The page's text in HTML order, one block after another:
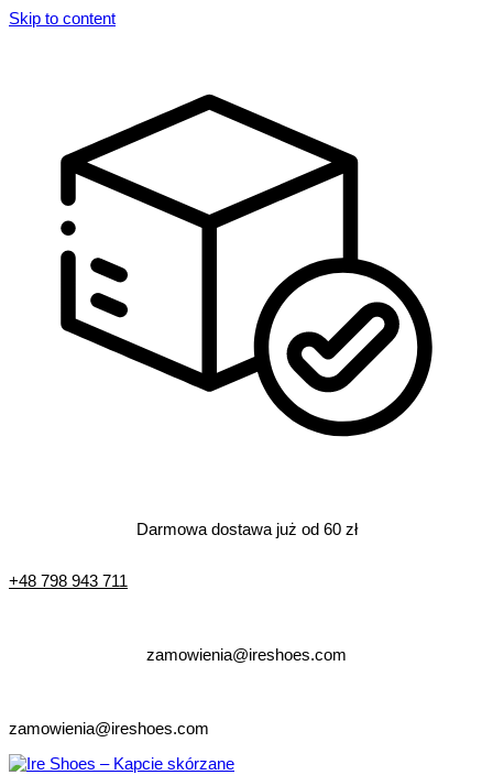
Skip to content
Darmowa dostawa już od 60 zł
+48 798 943 711
zamowienia@ireshoes.com
zamowienia@ireshoes.com